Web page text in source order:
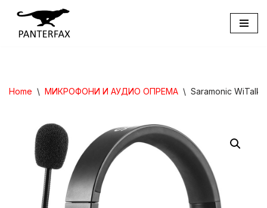
Skip
Home \ МИКРОФОНИ И АУДИО ОПРЕМА \ Saramonic WiTalk